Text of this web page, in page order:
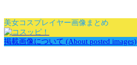
美女コスプレイヤー画像まとめ
掲載画像について (About posted images)